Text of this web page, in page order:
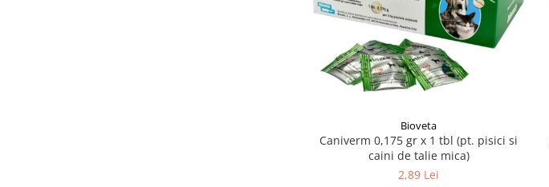
Bioveta
Caniverm 0,175 gr x 1 tbl (pt. pisici si
caini de talie mica)
2,89 Lei